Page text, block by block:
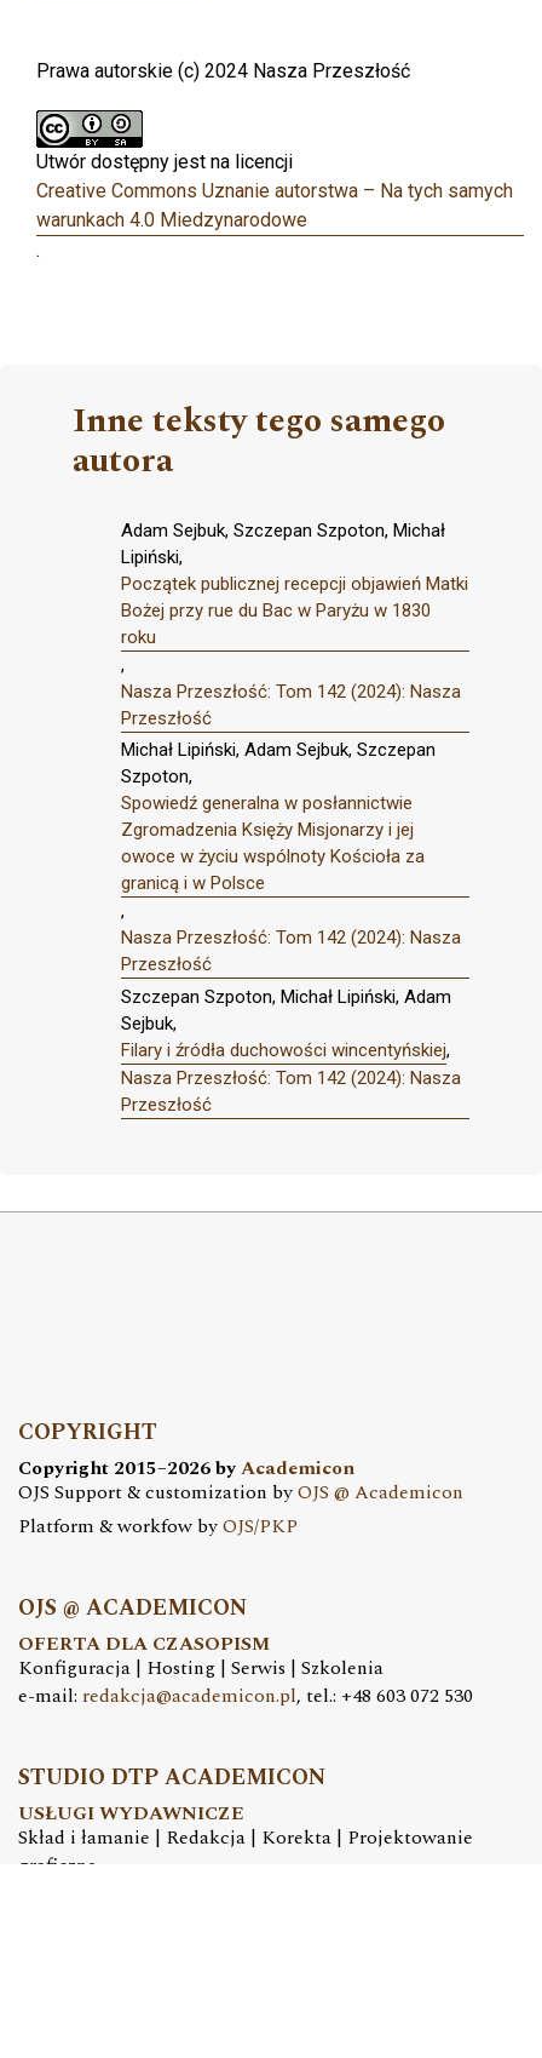
Prawa autorskie (c) 2024 Nasza Przeszłość
Utwór dostępny jest na licencji
Creative Commons Uznanie autorstwa – Na tych samych
warunkach 4.0 Miedzynarodowe
.
Inne teksty tego samego
autora
Adam Sejbuk, Szczepan Szpoton, Michał
Lipiński,
Początek publicznej recepcji objawień Matki
Bożej przy rue du Bac w Paryżu w 1830
roku
,
Nasza Przeszłość: Tom 142 (2024): Nasza
Przeszłość
Michał Lipiński, Adam Sejbuk, Szczepan
Szpoton,
Spowiedź generalna w posłannictwie
Zgromadzenia Księży Misjonarzy i jej
owoce w życiu wspólnoty Kościoła za
granicą i w Polsce
,
Nasza Przeszłość: Tom 142 (2024): Nasza
Przeszłość
Szczepan Szpoton, Michał Lipiński, Adam
Sejbuk,
Filary i źródła duchowości wincentyńskiej,
Nasza Przeszłość: Tom 142 (2024): Nasza
Przeszłość
COPYRIGHT
Copyright 2015–2026 byAcademicon
OJS Support & customization byOJS @ Academicon
Platform & workfow byOJS/PKP
OJS @ ACADEMICON
OFERTA DLA CZASOPISM
Konfiguracja | Hosting | Serwis | Szkolenia
e-mail: redakcja@academicon.pl, tel.: +48 603 072 530
STUDIO DTP ACADEMICON
USŁUGI WYDAWNICZE
Skład i łamanie | Redakcja | Korekta | Projektowanie
graficzne